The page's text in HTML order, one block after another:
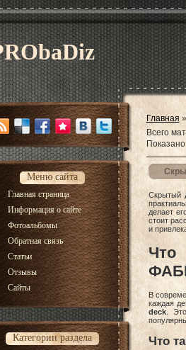
Меню сайта
Главная страница
Информация о сайте
Фотоальбомы
Обратная связь
Статьи
Отзывы
Сайты
Категории раздела
Главная »
Всего
Скрытый
делает
стоит
и
В
каждая
deck.
Что